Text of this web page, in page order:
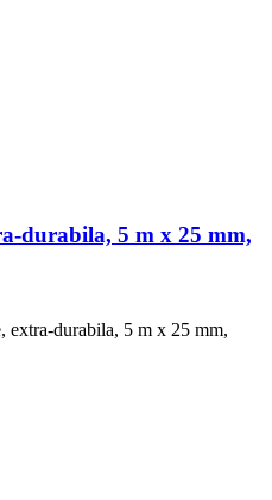
durabila, 5 m x 25 mm,
extra-durabila, 5 m x 25 mm,